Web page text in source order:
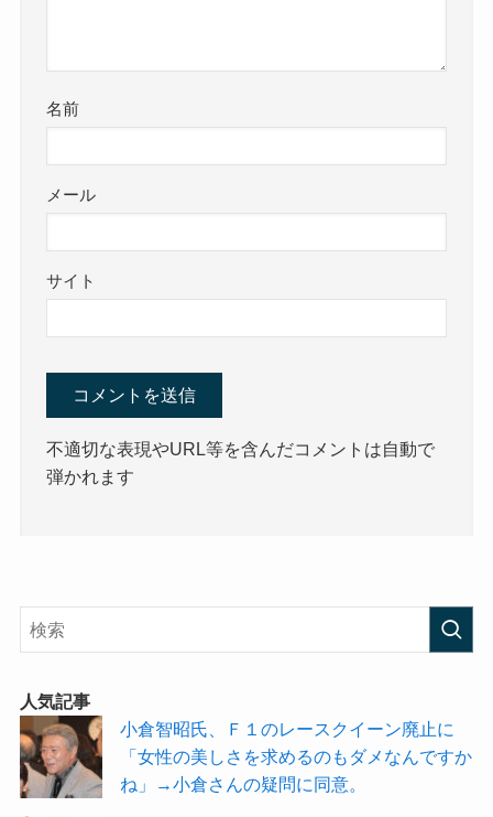
名前
メール
サイト
不適切な表現やURL等を含んだコメントは自動で
弾かれます
人気記事
小倉智昭氏、Ｆ１のレースクイーン廃止に
「女性の美しさを求めるのもダメなんですか
ね」→小倉さんの疑問に同意。